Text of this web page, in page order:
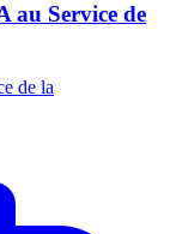
au Service de
de la